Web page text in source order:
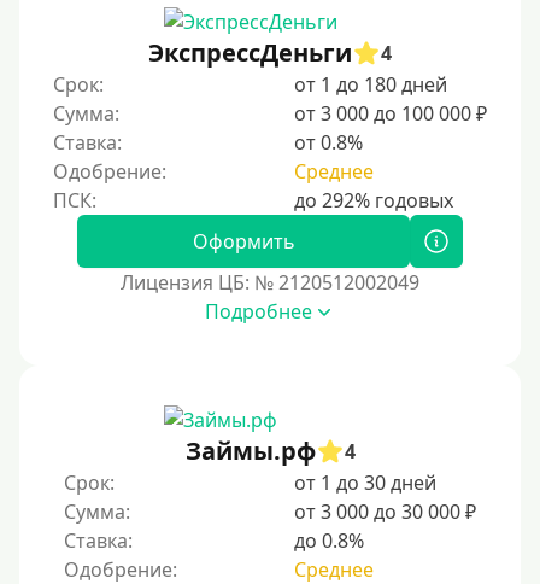
С ежемесячным платежом
Под низкий процент
Без процентов
Первый кредит без переплаты
Без процентов на 30 дней
Без страховок и комиссий
Повторный
Надежные
Без обмана
ЭкспрессДеньги
4
Срок:
от 1 до 180 дней
Сумма:
от 3 000 до 100 000 ₽
Ставка:
от 0.8%
Одобрение:
Среднее
Оформить
Лицензия ЦБ: № 2120512002049
Подробнее
Займы.рф
4
Срок:
от 1 до 30 дней
Сумма:
от 3 000 до 30 000 ₽
Ставка:
до 0.8%
Одобрение:
Среднее